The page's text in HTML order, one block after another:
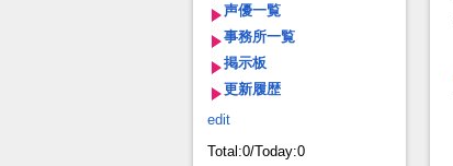
声優一覧
事務所一覧
掲示板
更新履歴
edit
Total:0/Today:0